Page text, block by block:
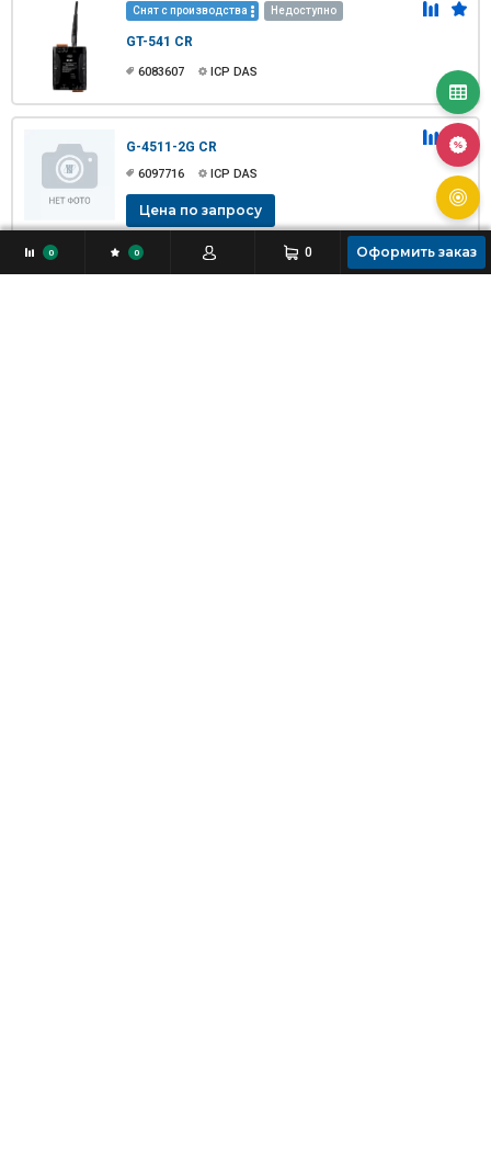
Снят с производства Недоступно
GT-541 CR
6083607 ICP DAS
G-4511-2G CR
6097716 ICP DAS
Цена по запросу
0 0 0 Оформить заказ